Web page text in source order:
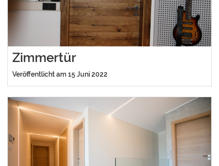
Zimmertür
Veröffentlicht am 15 Juni 2022